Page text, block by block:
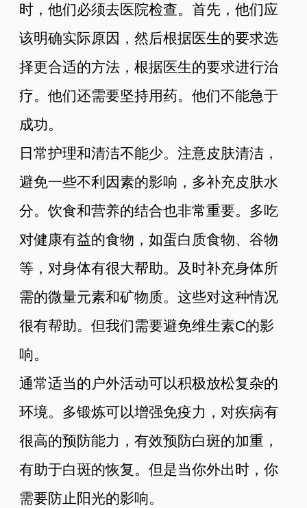
时，他们必须去医院检查。首先，他们应
该明确实际原因，然后根据医生的要求选
择更合适的方法，根据医生的要求进行治
疗。他们还需要坚持用药。他们不能急于
成功。
日常护理和清洁不能少。注意皮肤清洁，
避免一些不利因素的影响，多补充皮肤水
分。饮食和营养的结合也非常重要。多吃
对健康有益的食物，如蛋白质食物、谷物
等，对身体有很大帮助。及时补充身体所
需的微量元素和矿物质。这些对这种情况
很有帮助。但我们需要避免维生素C的影
响。
通常适当的户外活动可以积极放松复杂的
环境。多锻炼可以增强免疫力，对疾病有
很高的预防能力，有效预防白斑的加重，
有助于白斑的恢复。但是当你外出时，你
需要防止阳光的影响。